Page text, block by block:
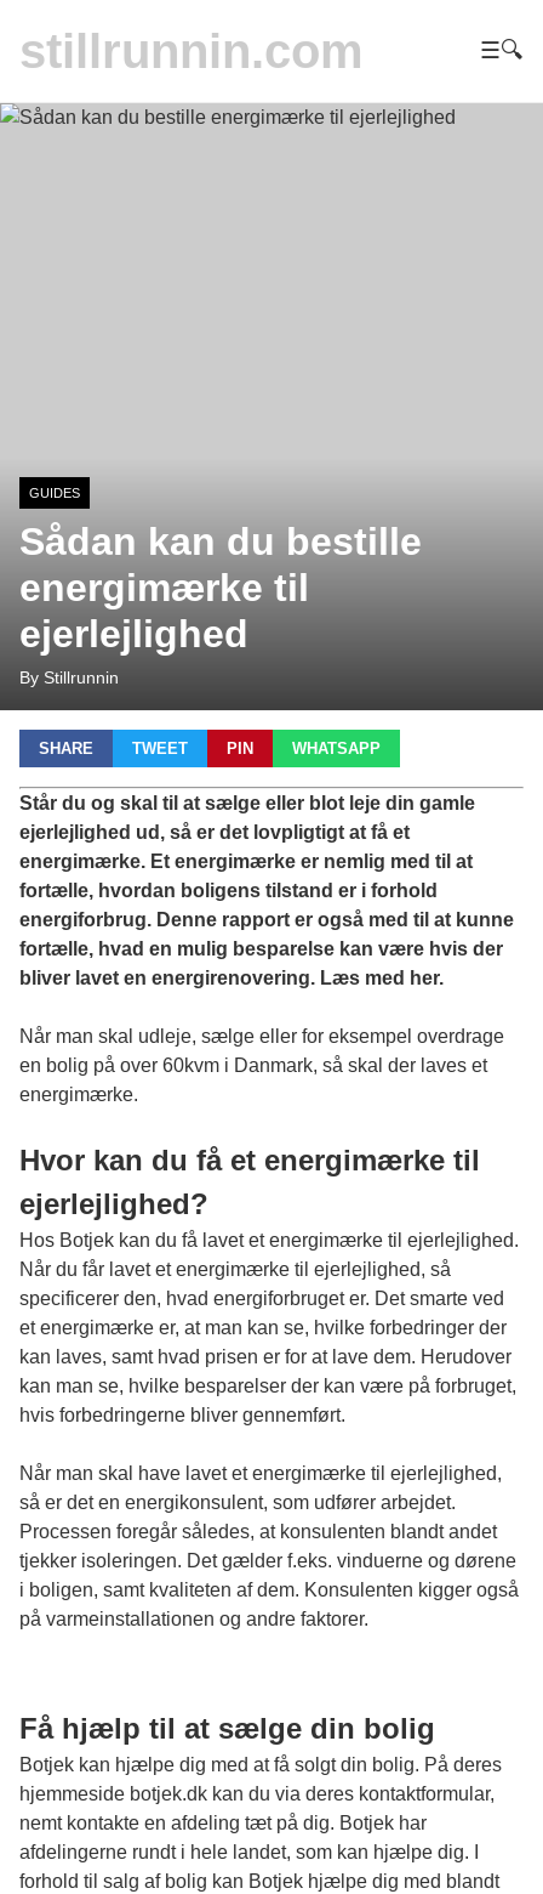
stillrunnin.com ☰🔍
GUIDES
Sådan kan du bestille
energimærke til
ejerlejlighed
By Stillrunnin
SHARE TWEET PIN WHATSAPP
Står du og skal til at sælge eller blot leje din gamle
ejerlejlighed ud, så er det lovpligtigt at få et
energimærke. Et energimærke er nemlig med til at
fortælle, hvordan boligens tilstand er i forhold
energiforbrug. Denne rapport er også med til at kunne
fortælle, hvad en mulig besparelse kan være hvis der
bliver lavet en energirenovering. Læs med her.
Når man skal udleje, sælge eller for eksempel overdrage
en bolig på over 60kvm i Danmark, så skal der laves et
energimærke.
Hvor kan du få et energimærke til
ejerlejlighed?
Hos Botjek kan du få lavet etenergimærke til ejerlejlighed.
Når du får lavet et energimærke til ejerlejlighed, så
specificerer den, hvad energiforbruget er. Det smarte ved
et energimærke er, at man kan se, hvilke forbedringer der
kan laves, samt hvad prisen er for at lave dem. Herudover
kan man se, hvilke besparelser der kan være på forbruget,
hvis forbedringerne bliver gennemført.
Når man skal have lavet et energimærke til ejerlejlighed,
så er det en energikonsulent, som udfører arbejdet.
Processen foregår således, at konsulenten blandt andet
tjekker isoleringen. Det gælder f.eks. vinduerne og dørene
i boligen, samt kvaliteten af dem. Konsulenten kigger også
på varmeinstallationen og andre faktorer.
Få hjælp til at sælge din bolig
Botjek kan hjælpe dig med at få solgt din bolig. På deres
hjemmeside botjek.dk kan du via deres kontaktformular,
nemt kontakte en afdeling tæt på dig. Botjek har
afdelingerne rundt i hele landet, som kan hjælpe dig. I
forhold til salg af bolig kan Botjek hjælpe dig med blandt